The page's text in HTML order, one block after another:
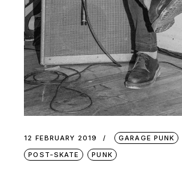
12 FEBRUARY 2019 GARAGE PUNK
POST-SKATE
PUNK